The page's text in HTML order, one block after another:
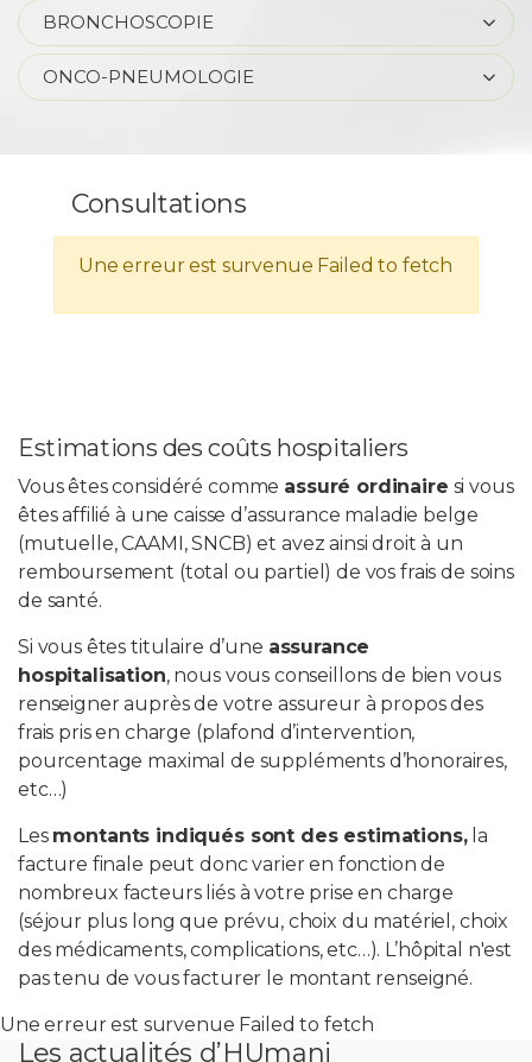
BRONCHOSCOPIE
ONCO-PNEUMOLOGIE
Consultations
Une erreur est survenue Failed to fetch
Estimations des coûts hospitaliers
Vous êtes considéré comme assuré ordinaire si vous
êtes affilié à une caisse d’assurance maladie belge
(mutuelle, CAAMI, SNCB) et avez ainsi droit à un
remboursement (total ou partiel) de vos frais de soins
de santé.
Si vous êtes titulaire d’une assurance
hospitalisation, nous vous conseillons de bien vous
renseigner auprès de votre assureur à propos des
frais pris en charge (plafond d’intervention,
pourcentage maximal de suppléments d’honoraires,
etc…)
Les montants indiqués sont des estimations,la
facture finale peut donc varier en fonction de
nombreux facteurs liés à votre prise en charge
(séjour plus long que prévu, choix du matériel, choix
des médicaments, complications, etc…). L’hôpital n'est
pas tenu de vous facturer le montant renseigné.
Une erreur est survenue Failed to fetch
Les actualités d’HUmani